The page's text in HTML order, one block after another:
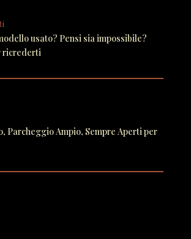
usato? Pensi sia impossibile?
ricrederti
Parcheggio Ampio, Sempre Aperti per